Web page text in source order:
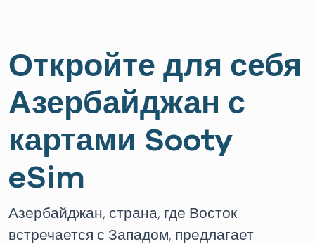
Откройте для себя
Азербайджан с
картами Sooty
eSim
Азербайджан, страна, где Восток
встречается с Западом, предлагает